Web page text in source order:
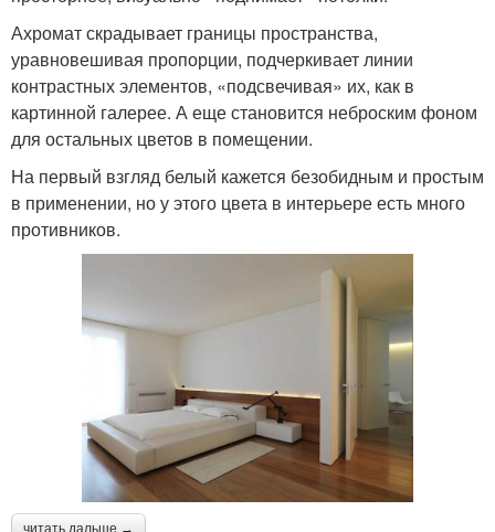
Ахромат скрадывает границы пространства,
уравновешивая пропорции, подчеркивает линии
контрастных элементов, «подсвечивая» их, как в
картинной галерее. А еще становится неброским фоном
для остальных цветов в помещении.
На первый взгляд белый кажется безобидным и простым
в применении, но у этого цвета в интерьере есть много
противников.
читать дальше →